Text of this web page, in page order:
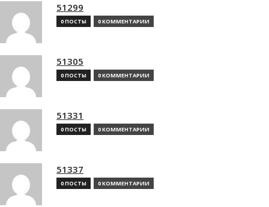
51299
0 ПОСТЫ 0 КОММЕНТАРИИ
51305
0 ПОСТЫ 0 КОММЕНТАРИИ
51331
0 ПОСТЫ 0 КОММЕНТАРИИ
51337
0 ПОСТЫ 0 КОММЕНТАРИИ